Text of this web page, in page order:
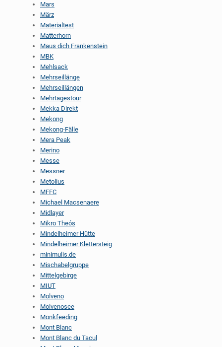
Mars
März
Materialtest
Matterhorn
Maus dich Frankenstein
MBK
Mehlsack
Mehrseillänge
Mehrseillängen
Mehrtagestour
Mekka Direkt
Mekong
Mekong-Fälle
Mera Peak
Merino
Messe
Messner
Metolius
MFFC
Michael Macsenaere
Midlayer
Mikro Theós
Mindelheimer Hütte
Mindelheimer Klettersteig
minimulis.de
Mischabelgruppe
Mittelgebirge
MIUT
Molveno
Molvenosee
Monkfeeding
Mont Blanc
Mont Blanc du Tacul